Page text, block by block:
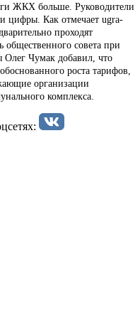
ЖКХ больше. Руководители
цифры. Как отмечает ugra-
проходят
общественного совета при
Чумак добавил, что
роста тарифов,
организации
комплекса.